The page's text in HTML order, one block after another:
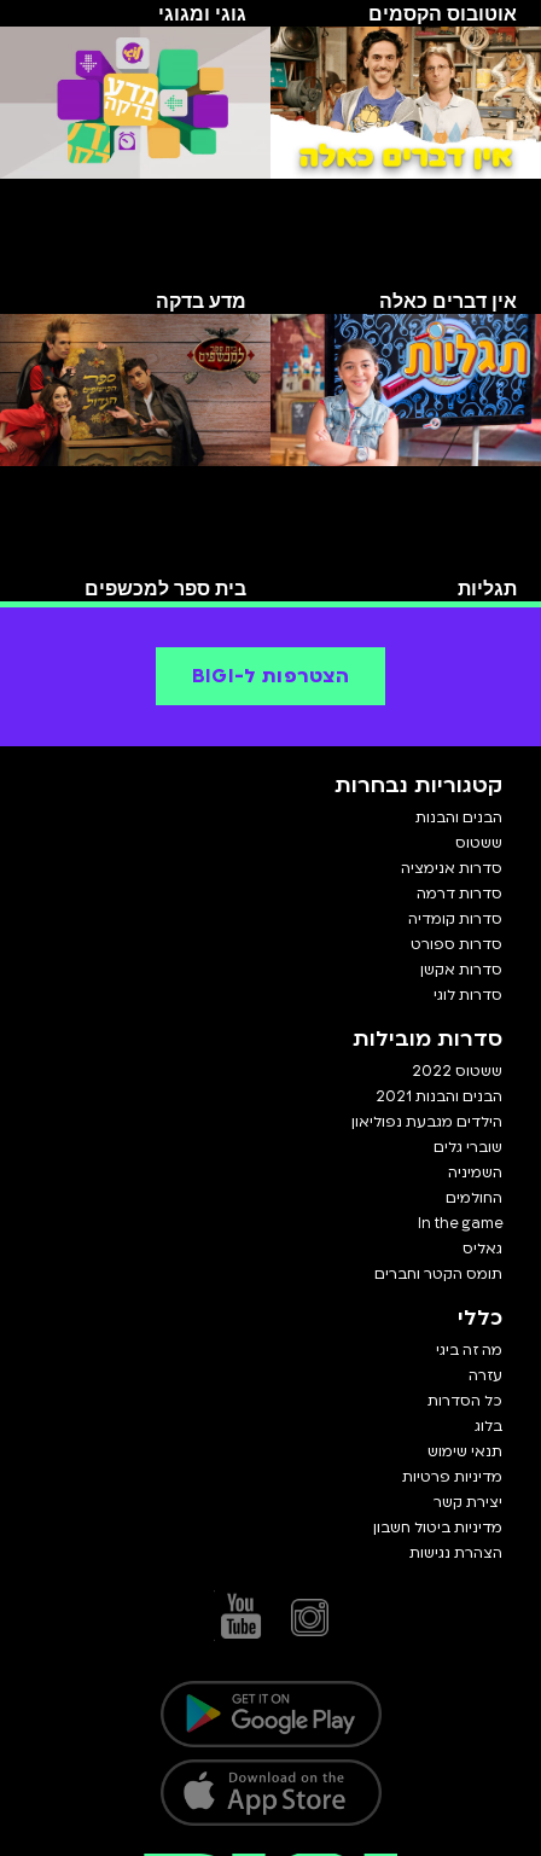
אוטובוס הקסמים גוגי ומגוגי
אין דברים כאלה מדע בדקה
תגליות בית ספר למכשפים
הצטרפות ל-BIGI
קטגוריות נבחרות
הבנים והבנות
ששטוס
סדרות אנימציה
סדרות דרמה
סדרות קומדיה
סדרות ספורט
סדרות אקשן
סדרות לוגי
סדרות מובילות
ששטוס 2022
הבנים והבנות 2021
הילדים מגבעת נפוליאון
שוברי גלים
השמיניה
החולמים
In the game
גאליס
תומס הקטר וחברים
כללי
מה זה ביגי
עזרה
כל הסדרות
בלוג
תנאי שימוש
מדיניות פרטיות
יצירת קשר
מדיניות ביטול חשבון
הצהרת נגישות